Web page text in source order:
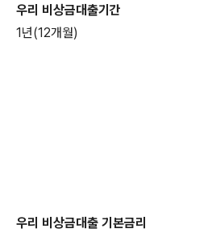
우리 비상금대출기간
1년(12개월)
우리 비상금대출 기본금리